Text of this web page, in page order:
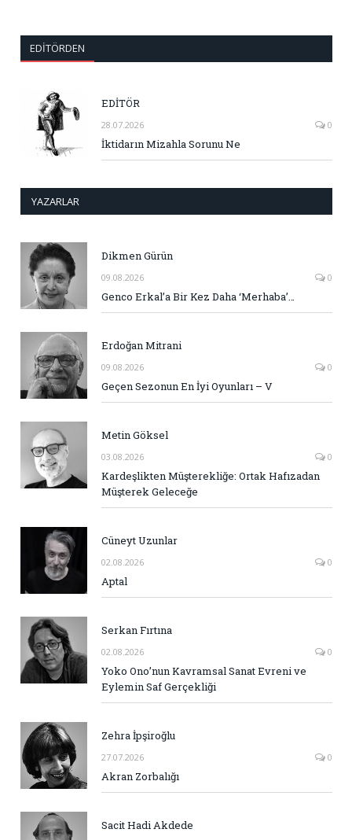
EDITÖRDEN
EDİTÖR
28.07.2026 0
İktidarın Mizahla Sorunu Ne
YAZARLAR
Dikmen Gürün
09.08.2026 0
Genco Erkal’a Bir Kez Daha ‘Merhaba’…
Erdoğan Mitrani
09.08.2026 0
Geçen Sezonun En İyi Oyunları – V
Metin Göksel
03.08.2026 0
Kardeşlikten Müşterekliğe: Ortak Hafızadan
Müşterek Geleceğe
Cüneyt Uzunlar
02.08.2026 0
Aptal
Serkan Fırtına
02.08.2026 0
Yoko Ono’nun Kavramsal Sanat Evreni ve
Eylemin Saf Gerçekliği
Zehra İpşiroğlu
27.07.2026 0
Akran Zorbalığı
Sacit Hadi Akdede